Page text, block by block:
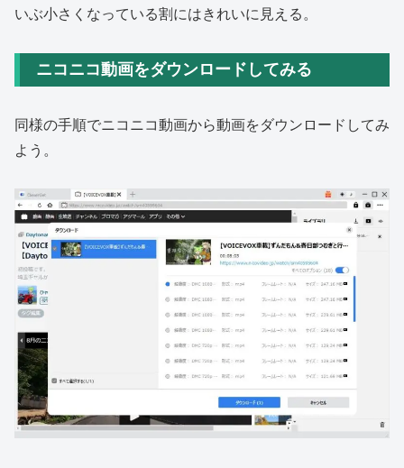
いぶ小さくなっている割にはきれいに見える。
ニコニコ動画をダウンロードしてみる
同様の手順でニコニコ動画から動画をダウンロードしてみ
よう。